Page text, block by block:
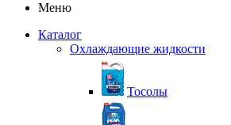
Меню
Каталог
Охлаждающие жидкости
Тосолы